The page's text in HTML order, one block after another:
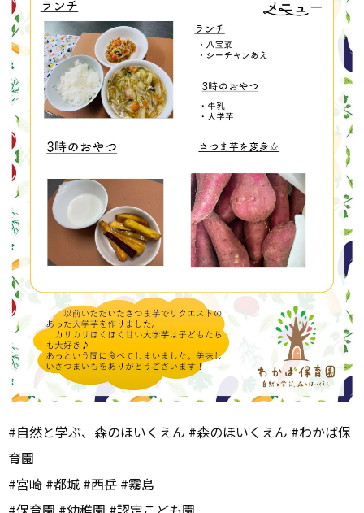
#自然と学ぶ、森のほいくえん #森のほいくえん #わかば保
育園
#宮崎 #都城 #西岳 #霧島